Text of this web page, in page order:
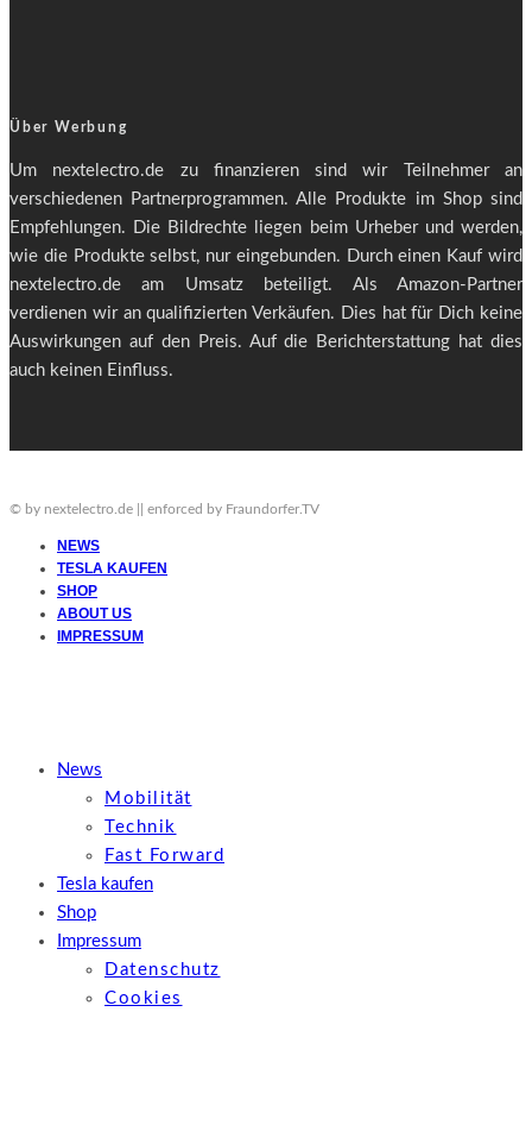
Über Werbung
Um nextelectro.de zu finanzieren sind wir Teilnehmer an
verschiedenen Partnerprogrammen. Alle Produkte im Shop sind
Empfehlungen. Die Bildrechte liegen beim Urheber und werden,
wie die Produkte selbst, nur eingebunden. Durch einen Kauf wird
nextelectro.de am Umsatz beteiligt. Als Amazon-Partner
verdienen wir an qualifizierten Verkäufen. Dies hat für Dich keine
Auswirkungen auf den Preis. Auf die Berichterstattung hat dies
auch keinen Einfluss.
© by nextelectro.de || enforced by Fraundorfer.TV
NEWS
TESLA KAUFEN
SHOP
ABOUT US
IMPRESSUM
News
Mobilität
Technik
Fast Forward
Tesla kaufen
Shop
Impressum
Datenschutz
Cookies